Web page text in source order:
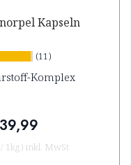
Kapseln
(11)
Komplex
/ 1kg) inkl. MwSt